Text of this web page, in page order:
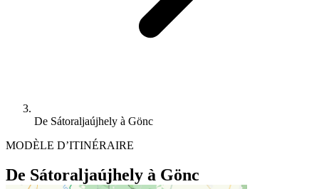
De Sátoraljaújhely à Gönc
MODÈLE D’ITINÉRAIRE
De Sátoraljaújhely à Gönc